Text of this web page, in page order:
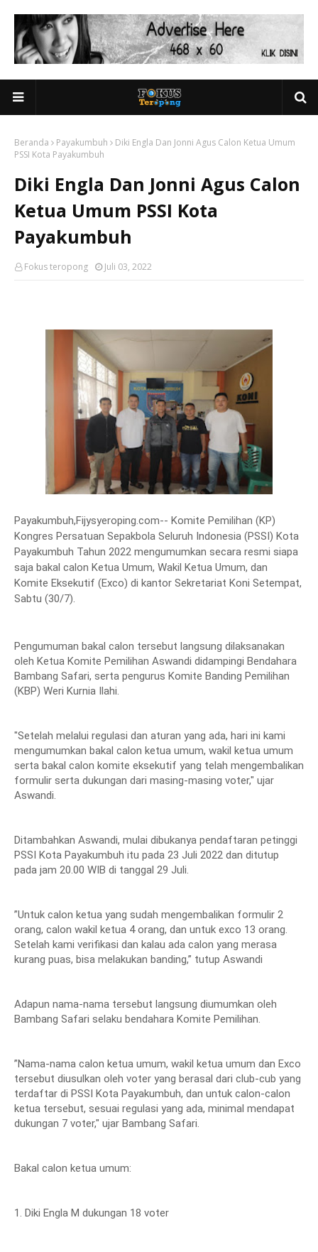
Beranda Payakumbuh
Diki Engla Dan Jonni Agus Calon Ketua Umum
PSSI Kota Payakumbuh
Diki Engla Dan Jonni Agus Calon
Ketua Umum PSSI Kota
Payakumbuh
Fokus teropong Juli 03, 2022
Payakumbuh,Fijysyeroping.com-- Komite Pemilihan (KP)
Kongres Persatuan Sepakbola Seluruh Indonesia (PSSI) Kota
Payakumbuh Tahun 2022 mengumumkan secara resmi siapa
saja bakal calon Ketua Umum, Wakil Ketua Umum, dan
Komite Eksekutif (Exco) di kantor Sekretariat Koni Setempat,
Sabtu (30/7).
Pengumuman bakal calon tersebut langsung dilaksanakan
oleh Ketua Komite Pemilihan Aswandi didampingi Bendahara
Bambang Safari, serta pengurus Komite Banding Pemilihan
(KBP) Weri Kurnia Ilahi.
"Setelah melalui regulasi dan aturan yang ada, hari ini kami
mengumumkan bakal calon ketua umum, wakil ketua umum
serta bakal calon komite eksekutif yang telah mengembalikan
formulir serta dukungan dari masing-masing voter," ujar
Aswandi.
Ditambahkan Aswandi, mulai dibukanya pendaftaran petinggi
PSSI Kota Payakumbuh itu pada 23 Juli 2022 dan ditutup
pada jam 20.00 WIB di tanggal 29 Juli.
”Untuk calon ketua yang sudah mengembalikan formulir 2
orang, calon wakil ketua 4 orang, dan untuk exco 13 orang.
Setelah kami verifikasi dan kalau ada calon yang merasa
kurang puas, bisa melakukan banding,” tutup Aswandi
Adapun nama-nama tersebut langsung diumumkan oleh
Bambang Safari selaku bendahara Komite Pemilihan.
”Nama-nama calon ketua umum, wakil ketua umum dan Exco
tersebut diusulkan oleh voter yang berasal dari club-cub yang
terdaftar di PSSI Kota Payakumbuh, dan untuk calon-calon
ketua tersebut, sesuai regulasi yang ada, minimal mendapat
dukungan 7 voter," ujar Bambang Safari.
Bakal calon ketua umum:
1. Diki Engla M dukungan 18 voter